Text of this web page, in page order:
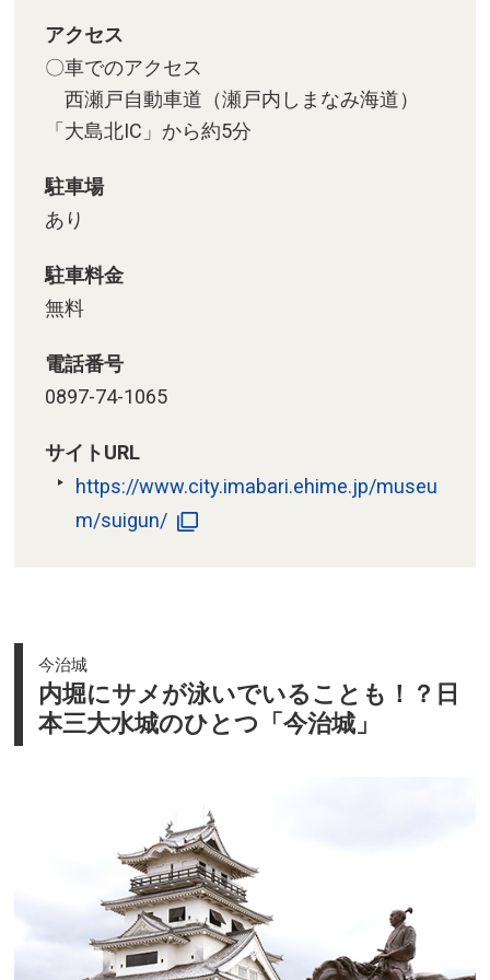
アクセス
〇車でのアクセス
西瀬戸自動車道（瀬戸内しまなみ海道）
「大島北IC」から約5分
駐車場
あり
駐車料金
無料
電話番号
0897-74-1065
サイトURL
https://www.city.imabari.ehime.jp/museu
m/suigun/
今治城
内堀にサメが泳いでいることも！？日
本三大水城のひとつ「今治城」